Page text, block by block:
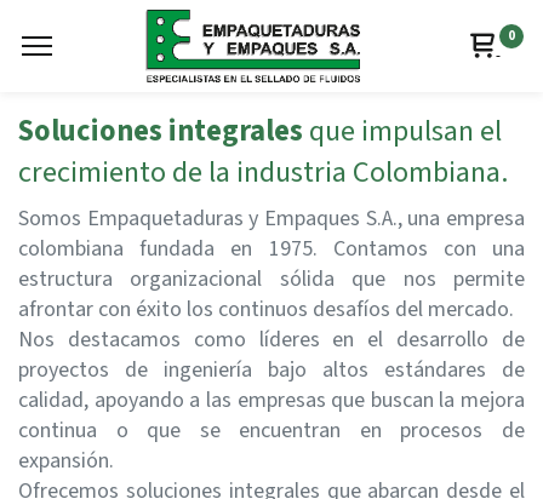
0
Soluciones integrales que impulsan el
crecimiento de la industria Colombiana.
Somos Empaquetaduras y Empaques S.A., una empresa
colombiana fundada en 1975. Contamos con una
estructura organizacional sólida que nos permite
afrontar con éxito los continuos desafíos del mercado.
Nos destacamos como líderes en el desarrollo de
proyectos de ingeniería bajo altos estándares de
calidad, apoyando a las empresas que buscan la mejora
continua o que se encuentran en procesos de
expansión.
Ofrecemos soluciones integrales que abarcan desde el